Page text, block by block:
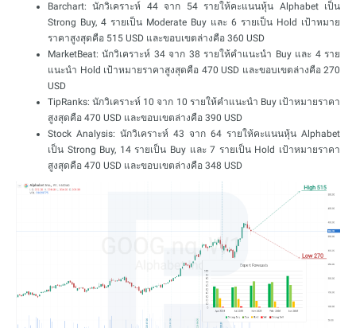
Barchart: นักวิเคราะห์ 44 จาก 54 รายให้คะแนนหุ้น Alphabet เป็น
Strong Buy, 4 รายเป็น Moderate Buy และ 6 รายเป็น Hold เป้าหมาย
ราคาสูงสุดคือ 515 USD และขอบเขตล่างคือ 360 USD
MarketBeat: นักวิเคราะห์ 34 จาก 38 รายให้คำแนะนำ Buy และ 4 ราย
แนะนำ Hold เป้าหมายราคาสูงสุดคือ 470 USD และขอบเขตล่างคือ 270
USD
TipRanks: นักวิเคราะห์ 10 จาก 10 รายให้คำแนะนำ Buy เป้าหมายราคา
สูงสุดคือ 470 USD และขอบเขตล่างคือ 390 USD
Stock Analysis: นักวิเคราะห์ 43 จาก 64 รายให้คะแนนหุ้น Alphabet
เป็น Strong Buy, 14 รายเป็น Buy และ 7 รายเป็น Hold เป้าหมายราคา
สูงสุดคือ 470 USD และขอบเขตล่างคือ 348 USD